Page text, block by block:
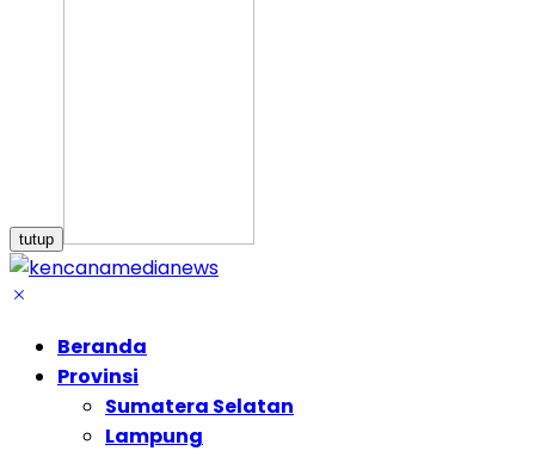
tutup
Beranda
Provinsi
Sumatera Selatan
Lampung